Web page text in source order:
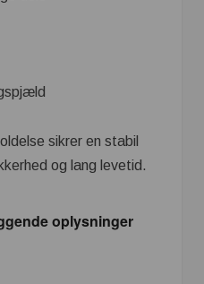
sikrer en stabil
og lang levetid.
oplysninger